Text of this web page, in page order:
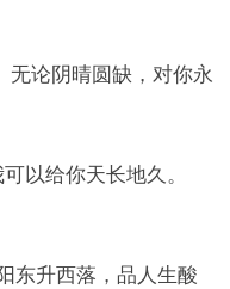
无论阴晴圆缺，对你永
以给你天长地久。
东升西落，品人生酸